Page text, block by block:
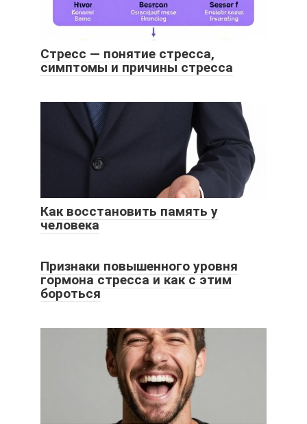
Стресс — понятие стресса,
симптомы и причины стресса
Как восстановить память у
человека
Признаки повышенного уровня
гормона стресса и как с этим
бороться